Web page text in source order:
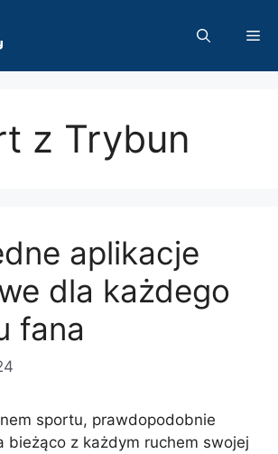
z Trybun
aplikacje
dla każdego
fana
sportu, prawdopodobnie
bieżąco z każdym ruchem swojej